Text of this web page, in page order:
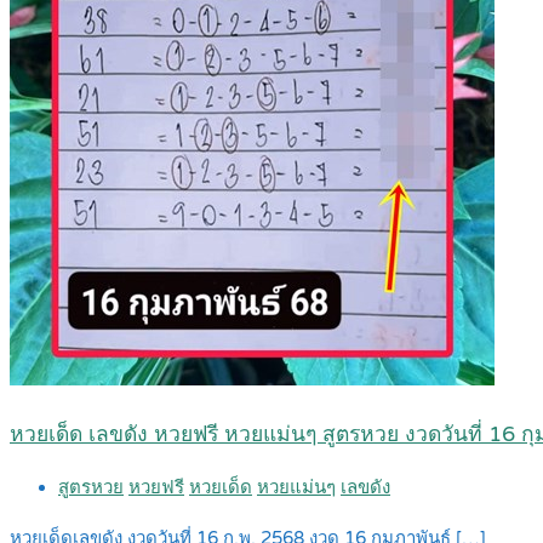
หวยเด็ด เลขดัง หวยฟรี หวยแม่นๆ สูตรหวย งวดวันที่ 16
สูตรหวย หวยฟรี หวยเด็ด หวยแม่นๆ เลขดัง
หวยเด็ดเลขดัง งวดวันที่ 16 ก.พ. 2568 งวด 16 กุมภาพันธ์ […]